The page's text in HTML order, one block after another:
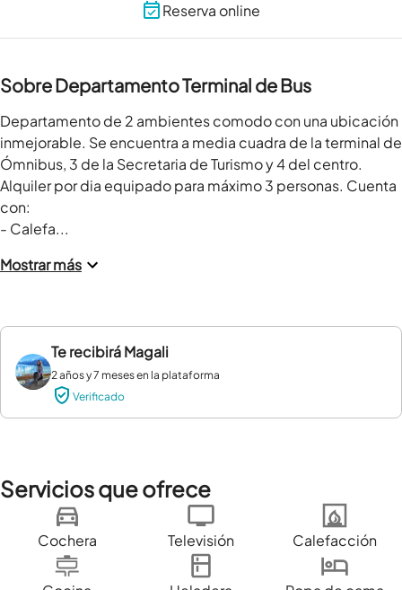
Reserva online
Sobre Departamento Terminal de Bus
Departamento de 2 ambientes comodo con una ubicación
inmejorable. Se encuentra a media cuadra de la terminal de
Ómnibus, 3 de la Secretaria de Turismo y 4 del centro.
Alquiler por dia equipado para máximo 3 personas. Cuenta
con:
- Calefa...
Mostrar más
Te recibiráMagali
2 años y 7 meses en la plataforma
Verificado
Servicios que ofrece
Cochera Televisión Calefacción